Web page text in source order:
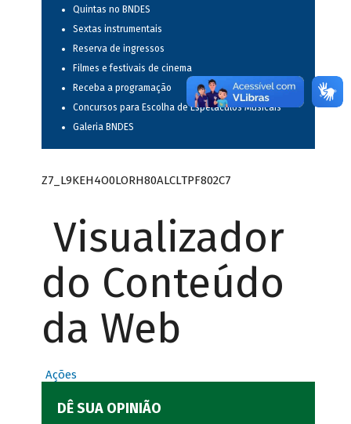
Quintas no BNDES
Sextas instrumentais
Reserva de ingressos
Filmes e festivais de cinema
Receba a programação
Concursos para Escolha de Espetáculos Musicais
Galeria BNDES
Z7_L9KEH4O0LORH80ALCLTPF802C7
Visualizador
do Conteúdo
da Web
Ações
DÊ SUA OPINIÃO